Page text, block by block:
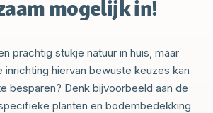
mogelijk in!
prachtig stukje natuur in huis, maar
inrichting hiervan bewuste keuzes kan
besparen? Denk bijvoorbeeld aan de
planten en bodembedekking